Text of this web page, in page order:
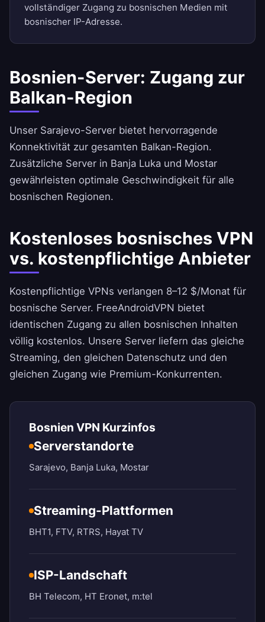
vollständiger Zugang zu bosnischen Medien mit
bosnischer IP-Adresse.
Bosnien-Server: Zugang zur
Balkan-Region
Unser Sarajevo-Server bietet hervorragende
Konnektivität zur gesamten Balkan-Region.
Zusätzliche Server in Banja Luka und Mostar
gewährleisten optimale Geschwindigkeit für alle
bosnischen Regionen.
Kostenloses bosnisches VPN
vs. kostenpflichtige Anbieter
Kostenpflichtige VPNs verlangen 8–12 $/Monat für
bosnische Server. FreeAndroidVPN bietet
identischen Zugang zu allen bosnischen Inhalten
völlig kostenlos. Unsere Server liefern das gleiche
Streaming, den gleichen Datenschutz und den
gleichen Zugang wie Premium-Konkurrenten.
Bosnien VPN Kurzinfos
Serverstandorte
Sarajevo, Banja Luka, Mostar
Streaming-Plattformen
BHT1, FTV, RTRS, Hayat TV
ISP-Landschaft
BH Telecom, HT Eronet, m:tel